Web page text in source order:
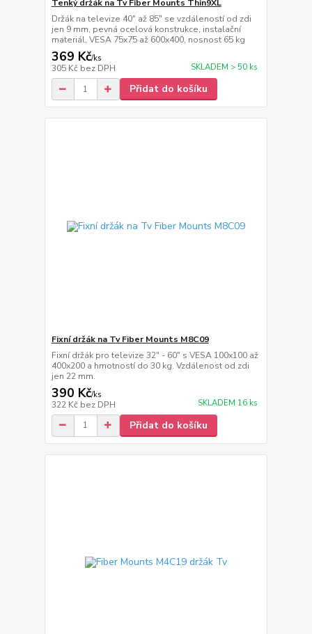
Tenký držák na Tv Fiber Mounts Thin9XL
Držák na televize 40" až 85" se vzdáleností od zdi
jen 9 mm, pevná ocelová konstrukce, instalační
materiál, VESA 75x75 až 600x400, nosnost 65 kg
369 Kč/ks
305 Kč bez DPH SKLADEM > 50 ks
Přidat do košíku
Fixní držák na Tv Fiber Mounts M8C09
Fixní držák pro televize 32" - 60" s VESA 100x100 až
400x200 a hmotností do 30 kg. Vzdálenost od zdi
jen 22 mm.
390 Kč/ks
322 Kč bez DPH SKLADEM 16 ks
Přidat do košíku